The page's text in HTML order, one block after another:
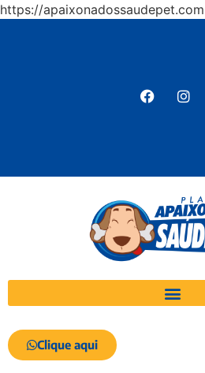
https://
Clique aqui